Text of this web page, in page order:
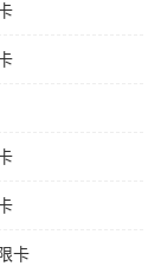
卡